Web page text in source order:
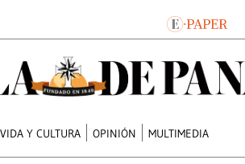
VIDA Y CULTURA OPINIÓN MULTIMEDIA